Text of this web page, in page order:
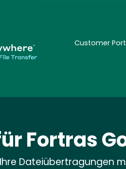
Secondary
Customer
Fortras
Dateiübertragungen